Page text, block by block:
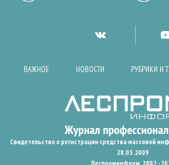
ВАЖНОЕ НОВОСТИ РУБРИКИ И
Свидетельство о регистрации средства массовой
28.05.2009
Леспроминформ. 2002 -